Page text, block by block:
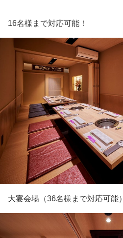
16名様まで対応可能！
大宴会場（36名様まで対応可能）